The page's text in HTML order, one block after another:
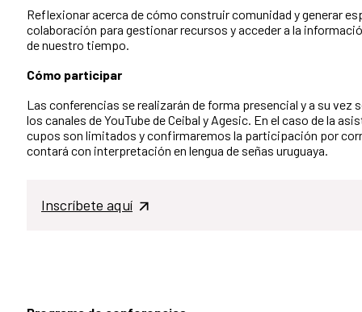
Reflexionar acerca de cómo construir comunidad y generar
colaboración para gestionar recursos y acceder a la
de nuestro tiempo.
Cómo participar
Las conferencias se realizarán de forma presencial y a su vez
los canales de YouTube de Ceibal y Agesic. En el caso de la
cupos son limitados y confirmaremos la participación por
contará con interpretación en lengua de señas uruguaya.
Inscríbete aquí